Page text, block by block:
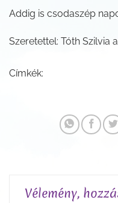
Addig is csodaszép
Szeretettel: Tóth Szilvia
Címkék:
Vélemény,